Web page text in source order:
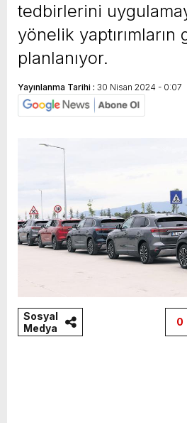
tedbirlerini
yönelik yaptırımların
planlanıyor.
Yayınlanma Tarihi : 30 Nisan 2024 - 0:07
Sosyal
Medya
0